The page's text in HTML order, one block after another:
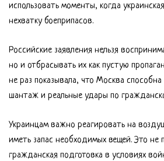
использовать моменты, когда
нехватку боеприпасов.
Российские заявления нельзя
но и отбрасывать их как пустую
не раз показывала, что Москва
шантаж и реальные удары по
Украинцам важно реагировать на
иметь запас необходимых вещей. Это не
гражданская подготовка в условиях